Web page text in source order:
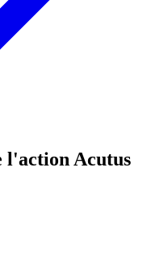
l'action Acutus